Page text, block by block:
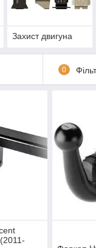
Захист двигуна
0